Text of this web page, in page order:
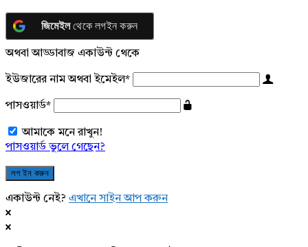
জিমেইলথেকে লগইন করুন
অথবা আড্ডাবাজ একাউন্ট থেকে
ইউজারের নাম অথবা ইমেইল*
পাসওয়ার্ড*
আমাকে মনে রাখুন!
পাসওয়ার্ড ভুলে গেছেন?
একাউন্ট নেই? এখানে সাইন আপ করুন